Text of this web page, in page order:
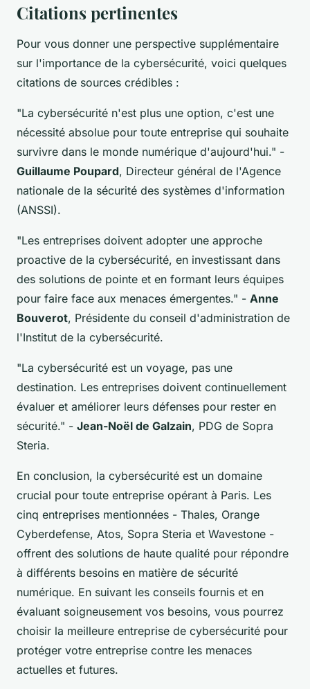
Citations pertinentes
Pour vous donner une perspective supplémentaire
sur l'importance de la cybersécurité, voici quelques
citations de sources crédibles :
"La cybersécurité n'est plus une option, c'est une
nécessité absolue pour toute entreprise qui souhaite
survivre dans le monde numérique d'aujourd'hui." -
Guillaume Poupard, Directeur général de l'Agence
nationale de la sécurité des systèmes d'information
(ANSSI).
"Les entreprises doivent adopter une approche
proactive de la cybersécurité, en investissant dans
des solutions de pointe et en formant leurs équipes
pour faire face aux menaces émergentes." - Anne
Bouverot, Présidente du conseil d'administration de
l'Institut de la cybersécurité.
"La cybersécurité est un voyage, pas une
destination. Les entreprises doivent continuellement
évaluer et améliorer leurs défenses pour rester en
sécurité." - Jean-Noël de Galzain, PDG de Sopra
Steria.
En conclusion, la cybersécurité est un domaine
crucial pour toute entreprise opérant à Paris. Les
cinq entreprises mentionnées - Thales, Orange
Cyberdefense, Atos, Sopra Steria et Wavestone -
offrent des solutions de haute qualité pour répondre
à différents besoins en matière de sécurité
numérique. En suivant les conseils fournis et en
évaluant soigneusement vos besoins, vous pourrez
choisir la meilleure entreprise de cybersécurité pour
protéger votre entreprise contre les menaces
actuelles et futures.